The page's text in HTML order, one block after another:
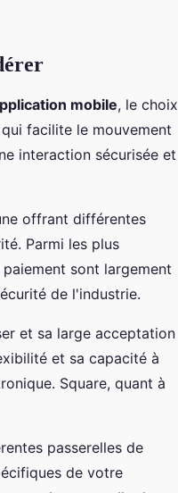
mobile, le choix
facilite le mouvement
interaction sécurisée et
offrant différentes
Parmi les plus
sont largement
de l'industrie.
et sa large acceptation
et sa capacité à
Square, quant à
passerelles de
de votre